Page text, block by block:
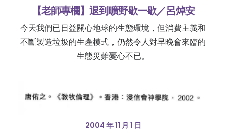
【老師專欄】退到曠野歇一歇／呂焯安
今天我們已日益關心地球的生態環境，但消費主義和
不斷製造垃圾的生產模式，仍然令人對早晚會來臨的
生態災難憂心不已。
2004 年 11 月 1 日